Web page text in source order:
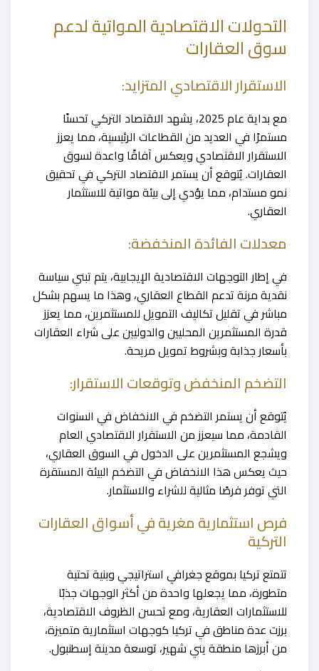
التحولات الاقتصادية المواتية لدعم
سوق العقارات
الاستقرار الاقتصادي المتزايد:
مع بداية عام 2025، يشهد الاقتصاد التركي تحسنًا
مستمرًا في العديد من القطاعات الرئيسية، مما يعزز
الاستقرار الاقتصادي ويعكس آفاقًا واعدة لسوق
العقارات. يُتوقع أن يستمر الاقتصاد التركي في تحقيق
نمو مستدام، مما يؤدي إلى بيئة مواتية للاستثمار
العقاري.
معدلات الفائدة المنخفضة:
في إطار التوجهات الاقتصادية الإيجابية، يتم تبني سياسة
نقدية مرنة تدعم القطاع العقاري، وهذا ما يسهم بشكل
مباشر في تقليل تكاليف التمويل للمستثمرين، مما يعزز
قدرة المستثمرين المحليين والدوليين على شراء العقارات
بأسعار جذابة وبشروط تمويل مريحة.
التضخم المنخفض وتوقعات الاستقرار:
يُتوقع أن يستمر التضخم في الانخفاض في السنوات
القادمة، مما سيعزز من الاستقرار الاقتصادي العام
ويشجع المستثمرين على الدخول في السوق العقاري،
حيث يعكس هذا الانخفاض في التضخم البيئة المستقرة
التي توفر فرصًا مثالية للشراء والاستثمار.
فرص استثمارية مغرية في أسواق العقارات
التركية
تتمتع تركيا بموقع جغرافي استراتيجي وبنية تحتية
متطورة، مما يجعلها واحدة من أكثر الوجهات جذبًا
للاستثمارات العقارية، ومع تحسن الظروف الاقتصادية،
برزت عدة مناطق في تركيا كوجهات استثمارية متميزة،
من أبرزها منطقة يني شهير، توسعة مدينة إسطنبول.